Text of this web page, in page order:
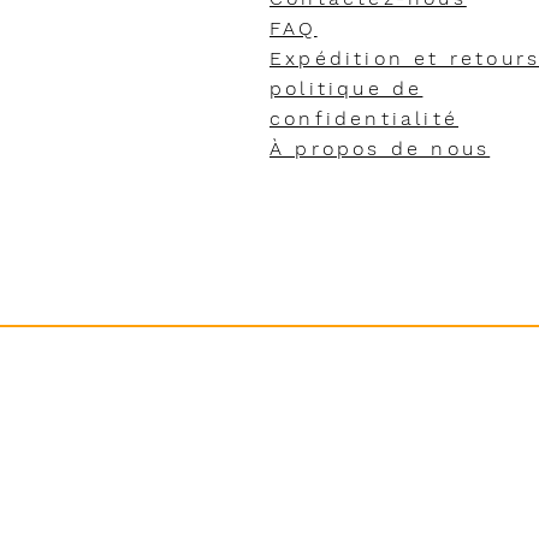
FAQ
Expédition et retours
politique de
confidentialité
À propos de nous